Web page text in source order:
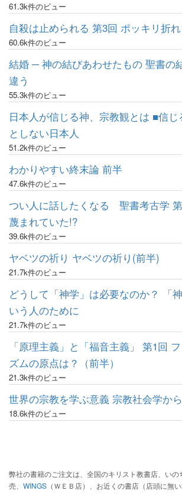
61.3k件のビュー
自殺は止められる 第3回 ポッキリ折
60.6k件のビュー
結婚 ─ 神の結びあわせたもの 聖書の
違う
55.3k件のビュー
日本人が信じる神、宗教観とは ■信じ
としない日本人
51.2k件のビュー
わかりやすい終末論 前半
47.6k件のビュー
つい人に話したくなる 聖書考古学
蔑まれていた!?
39.6k件のビュー
ヤベツの祈り ヤベツの祈り(前半)
21.7k件のビュー
どうして「神学」は必要なのか？ 「
いう人のために
21.7k件のビュー
「原理主義」と「福音主義」 第1回
ズムの原点は？（前半）
21.3k件のビュー
世界の宗教を学ぶ意義 宗教社会学か
18.6k件のビュー
弊社の書籍のご注文は、全国のキリスト教書店、いの
売、 WINGS （ＷＥＢ店）、お近くの書店（店頭に無